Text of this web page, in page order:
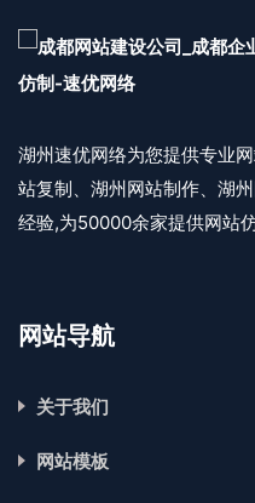
湖州速优网络为您提供专业
站复制、湖州网站制作、湖
经验,为50000余家提供网站仿
网站导航
关于我们
网站模板